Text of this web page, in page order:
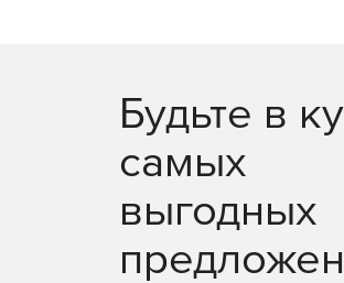
Будьте в
самых
выгодных